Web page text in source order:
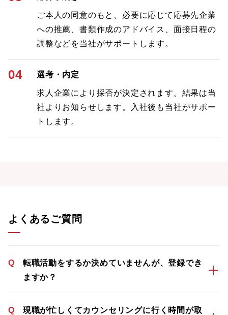
ご本人の同意のもと、必要に応じて応募先企業
への推薦、書類作成のアドバイス、面接日程の
調整などを当社がサポートします。
04 選考・内定
求人企業により採否が決定されます。結果は当
社よりお知らせします。入社後も当社がサポー
トします。
よくあるご質問
Q
転職活動をするか決めていませんが、登録でき
ますか？
Q
現職が忙しくてカウンセリングに行く時間が取